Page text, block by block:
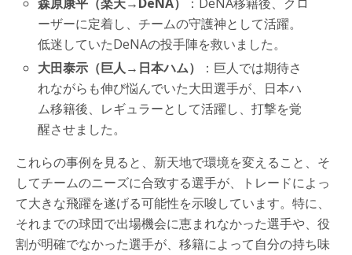
ーザーに定着し、チームの守護神として活躍。
低迷していたDeNAの投手陣を救いました。
大田泰示（巨人→日本ハム）
：巨人では期待さ
れながらも伸び悩んでいた大田選手が、日本ハ
ム移籍後、レギュラーとして活躍し、打撃を覚
醒させました。
これらの事例を見ると、新天地で環境を変えること、そ
してチームのニーズに合致する選手が、トレードによっ
て大きな飛躍を遂げる可能性を示唆しています。特に、
それまでの球団で出場機会に恵まれなかった選手や、役
割が明確でなかった選手が、移籍によって自分の持ち味